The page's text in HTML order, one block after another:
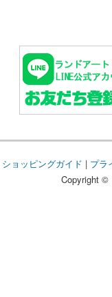
ショッピングガイド | プラ
Copyright ©